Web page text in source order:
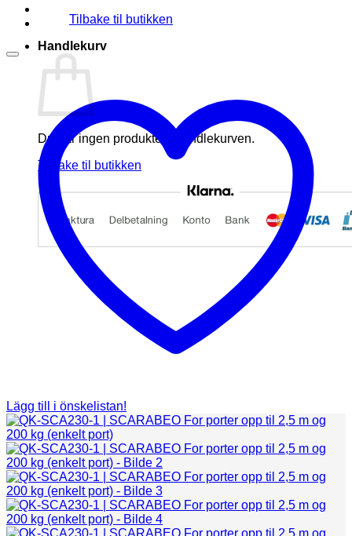
Tilbake til butikken
Handlekurv
Du har ingen produkter i handlekurven.
Tilbake til butikken
Lägg till i önskelistan!